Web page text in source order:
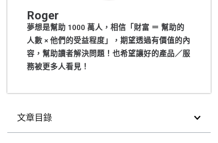
Roger
夢想是幫助 1000 萬人，相信「財富 ＝ 幫助的
人數 × 他們的受益程度」，期望透過有價值的內
容，幫助讀者解決問題！也希望讓好的產品／服
務被更多人看見！
文章目錄